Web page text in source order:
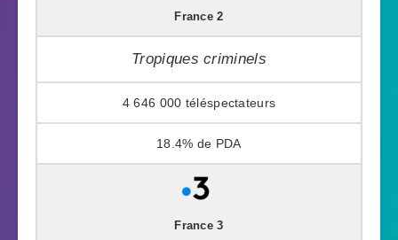
France 2
Tropiques criminels
4 646 000
18.4%
France 3